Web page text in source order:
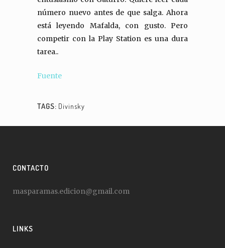
número nuevo antes de que salga. Ahora
está leyendo Mafalda, con gusto. Pero
competir con la Play Station es una dura
tarea..
Fuente
TAGS: Divinsky
CONTACTO
masparamas.edicion@gmail.com
LINKS